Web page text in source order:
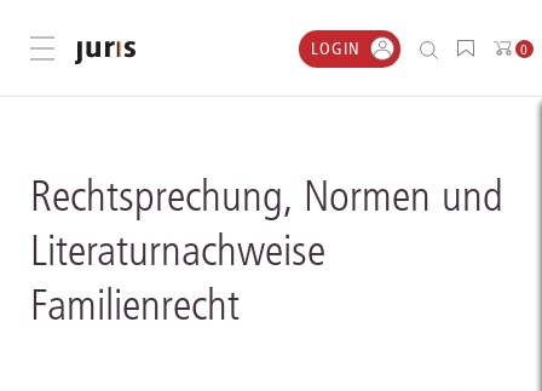
Menü öffnen LOGIN 0
Rechtsprechung, Normen und
Literaturnachweise
Familienrecht